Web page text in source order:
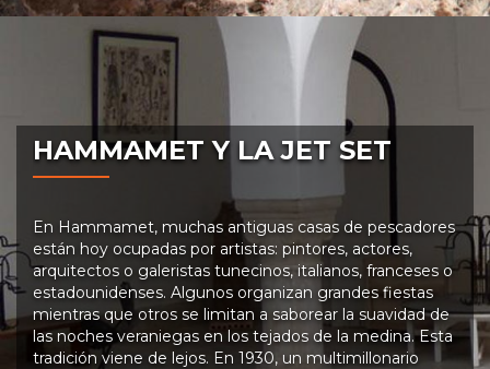
HAMMAMET Y LA JET SET
En Hammamet, muchas antiguas casas de pescadores
están hoy ocupadas por artistas: pintores, actores,
arquitectos o galeristas tunecinos, italianos, franceses o
estadounidenses. Algunos organizan grandes fiestas
mientras que otros se limitan a saborear la suavidad de
las noches veraniegas en los tejados de la medina. Esta
tradición viene de lejos. En 1930, un multimillonario